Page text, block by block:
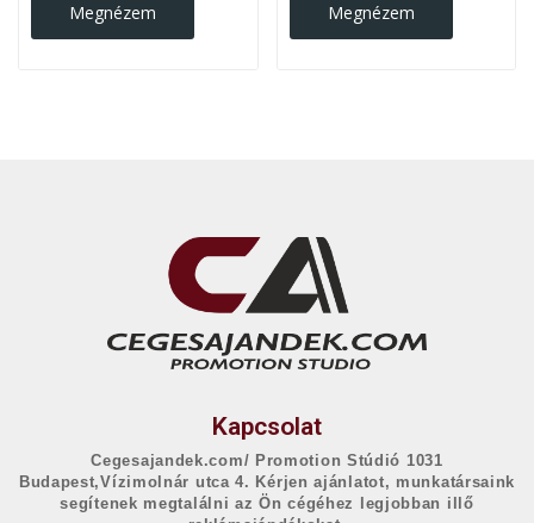
Megnézem Megnézem
Kapcsolat
Cegesajandek.com/ Promotion Stúdió 1031
Budapest,Vízimolnár utca 4. Kérjen ajánlatot, munkatársaink
segítenek megtalálni az Ön cégéhez legjobban illő